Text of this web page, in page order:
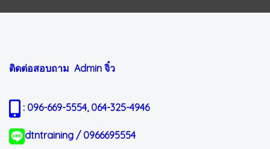
ติดต่อสอบถาม Admin จิ๋ว
: 096-669-5554, 064-325-4946
dtntraining / 0966695554